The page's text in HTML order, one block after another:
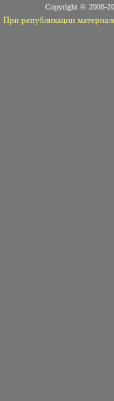
Copyright © 2008-
При републикации